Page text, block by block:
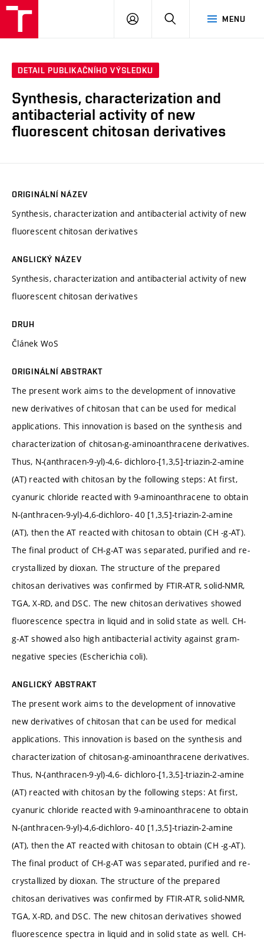
MENU
PŘIHLÁSIT
DETAIL PUBLIKAČNÍHO VÝSLEDKU
Synthesis, characterization and
antibacterial activity of new
fluorescent chitosan derivatives
ORIGINÁLNÍ NÁZEV
Synthesis, characterization and antibacterial activity of new
fluorescent chitosan derivatives
ANGLICKÝ NÁZEV
Synthesis, characterization and antibacterial activity of new
fluorescent chitosan derivatives
DRUH
Článek WoS
ORIGINÁLNÍ ABSTRAKT
The present work aims to the development of innovative
new derivatives of chitosan that can be used for medical
applications. This innovation is based on the synthesis and
characterization of chitosan-g-aminoanthracene derivatives.
Thus, N-(anthracen-9-yl)-4,6- dichloro-[1,3,5]-triazin-2-amine
(AT) reacted with chitosan by the following steps: At first,
cyanuric chloride reacted with 9-aminoanthracene to obtain
N-(anthracen-9-yl)-4,6-dichloro- 40 [1,3,5]-triazin-2-amine
(AT), then the AT reacted with chitosan to obtain (CH -g-AT).
The final product of CH-g-AT was separated, purified and re-
crystallized by dioxan. The structure of the prepared
chitosan derivatives was confirmed by FTIR-ATR, solid-NMR,
TGA, X-RD, and DSC. The new chitosan derivatives showed
fluorescence spectra in liquid and in solid state as well. CH-
g-AT showed also high antibacterial activity against gram-
negative species (Escherichia coli).
ANGLICKÝ ABSTRAKT
The present work aims to the development of innovative
new derivatives of chitosan that can be used for medical
applications. This innovation is based on the synthesis and
characterization of chitosan-g-aminoanthracene derivatives.
Thus, N-(anthracen-9-yl)-4,6- dichloro-[1,3,5]-triazin-2-amine
(AT) reacted with chitosan by the following steps: At first,
cyanuric chloride reacted with 9-aminoanthracene to obtain
N-(anthracen-9-yl)-4,6-dichloro- 40 [1,3,5]-triazin-2-amine
(AT), then the AT reacted with chitosan to obtain (CH -g-AT).
The final product of CH-g-AT was separated, purified and re-
crystallized by dioxan. The structure of the prepared
chitosan derivatives was confirmed by FTIR-ATR, solid-NMR,
TGA, X-RD, and DSC. The new chitosan derivatives showed
fluorescence spectra in liquid and in solid state as well. CH-